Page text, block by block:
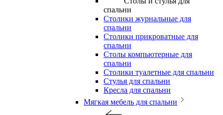
спальни
Столики журнальные для
спальни
Столики прикроватные для
спальни
Столы компьютерные для
спальни
Столики туалетные для спальни
Стулья для спальни
Кресла для спальни
Мягкая мебель для спальни